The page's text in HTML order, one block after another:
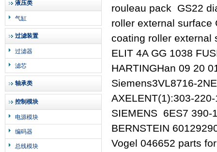
液压类
气缸
过滤装置
过滤器
滤芯
轴承类
控制模块
电源模块
编码器
总线模块
rouleau pack GS22
roller external surface
coating roller external
ELIT 4A GG 1038
HARTINGHan 09 20
Siemens3VL8716-
AXELENT(1):303-
SIEMENS 6ES7 390-
BERNSTEIN
Vogel 046652 parts